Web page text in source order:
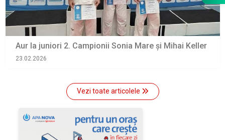
Aur la juniori 2. Campionii Sonia Mare şi Mihai Keller
23.02.2026
Vezi toate articolele